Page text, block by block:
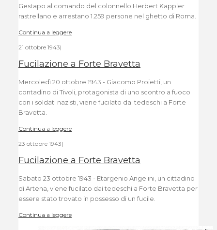
Gestapo al comando del colonnello Herbert Kappler
rastrellano e arrestano 1.259 persone nel ghetto di Roma.
Continua a leggere
21 ottobre 1943|
Fucilazione a Forte Bravetta
Mercoledì 20 ottobre 1943 - Giacomo Proietti, un
contadino di Tivoli, protagonista di uno scontro a fuoco
con i soldati nazisti, viene fucilato dai tedeschi a Forte
Bravetta.
Continua a leggere
23 ottobre 1943|
Fucilazione a Forte Bravetta
Sabato 23 ottobre 1943 - Etargenio Angelini, un cittadino
di Artena, viene fucilato dai tedeschi a Forte Bravetta per
essere stato trovato in possesso di un fucile.
Continua a leggere